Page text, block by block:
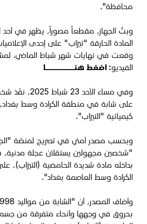
محافظة".
وبثّ الجهاز، مقطعاً مصوراً، يظهر في أحد
المادة الحارقة "تيزاب" على إحدى
وقعت في نهايات شهر شباط الماضي.
الفيديو: اضغط هنــــــــــــــا
وفي مساء الأحد
على شابة في منطقة الكرادة وسط بغداد،
كيميائية "التيزاب".
وبحسب مصدر أمني في تصريح لمنصّة
"شخصين مجهولين يستقلان عجلة
بداخله مادة شديدة الحامضية
الكرادة وسط العاصمة بغداد".
بحروق في وجهها وأنحاء متفرقة من